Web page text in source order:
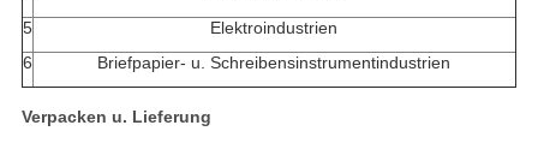
5
Elektroindustrien
6
Briefpapier- u. Schreibensinstrumentindustrien
Verpacken u. Lieferung